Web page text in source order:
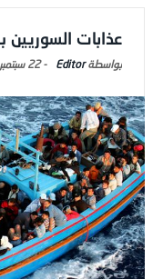
عذابات السوريين
Editor
-22 سبتمبر,2015